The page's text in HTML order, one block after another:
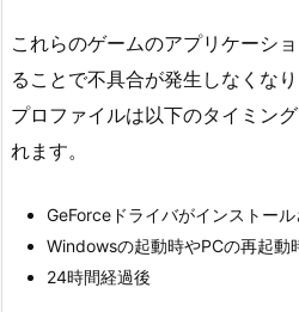
これらのゲームのアプリケーシ
ることで不具合が発生しなくな
プロファイルは以下のタイミン
れます。
GeForceドライバがインストー
Windowsの起動時やPCの再起動
24時間経過後